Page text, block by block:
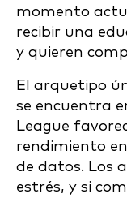
momento
recibir una
y quieren
El arquetipo
se encuentra
League
rendimiento
de datos. Los
estrés, y si